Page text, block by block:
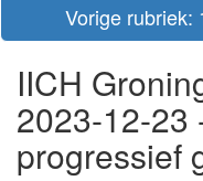
Vorige rubriek:
IICH
2023-12-23
progressief